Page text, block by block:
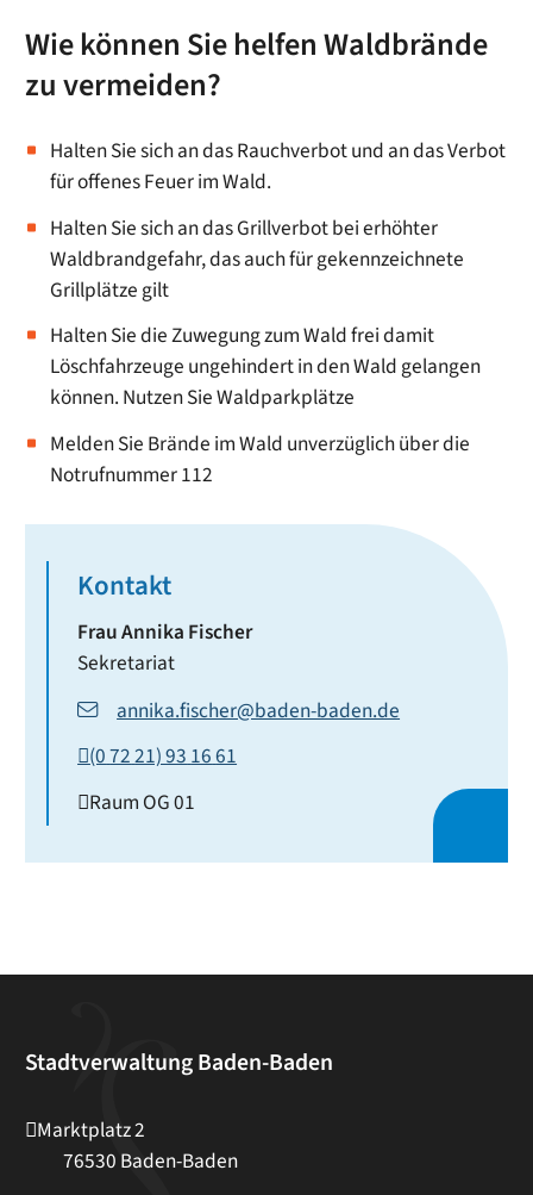
Wie können Sie helfen Waldbrände
zu vermeiden?
Halten Sie sich an das Rauchverbot und an das Verbot
für offenes Feuer im Wald.
Halten Sie sich an das Grillverbot bei erhöhter
Waldbrandgefahr, das auch für gekennzeichnete
Grillplätze gilt
Halten Sie die Zuwegung zum Wald frei damit
Löschfahrzeuge ungehindert in den Wald gelangen
können. Nutzen Sie Waldparkplätze
Melden Sie Brände im Wald unverzüglich über die
Notrufnummer 112
Kontakt
FrauAnnika Fischer
Sekretariat
annika.fischer@baden-baden.de
(07221) 931661
Raum OG 01
Stadtverwaltung Baden-Baden
Marktplatz 2
76530 Baden-Baden